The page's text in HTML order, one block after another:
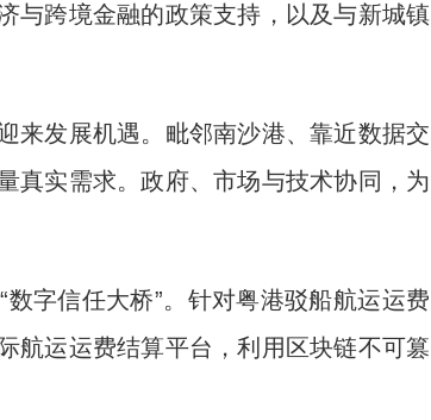
与跨境金融的政策支持，以及与新城镇
发展机遇。毗邻南沙港、靠近数据交
真实需求。政府、市场与技术协同，为
字信任大桥”。针对粤港驳船航运运费
航运运费结算平台，利用区块链不可篡